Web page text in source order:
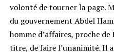
volonté de tourner la page.
du gouvernement Abdel
homme d’affaires, proche
titre, de faire l’unanimité. Il